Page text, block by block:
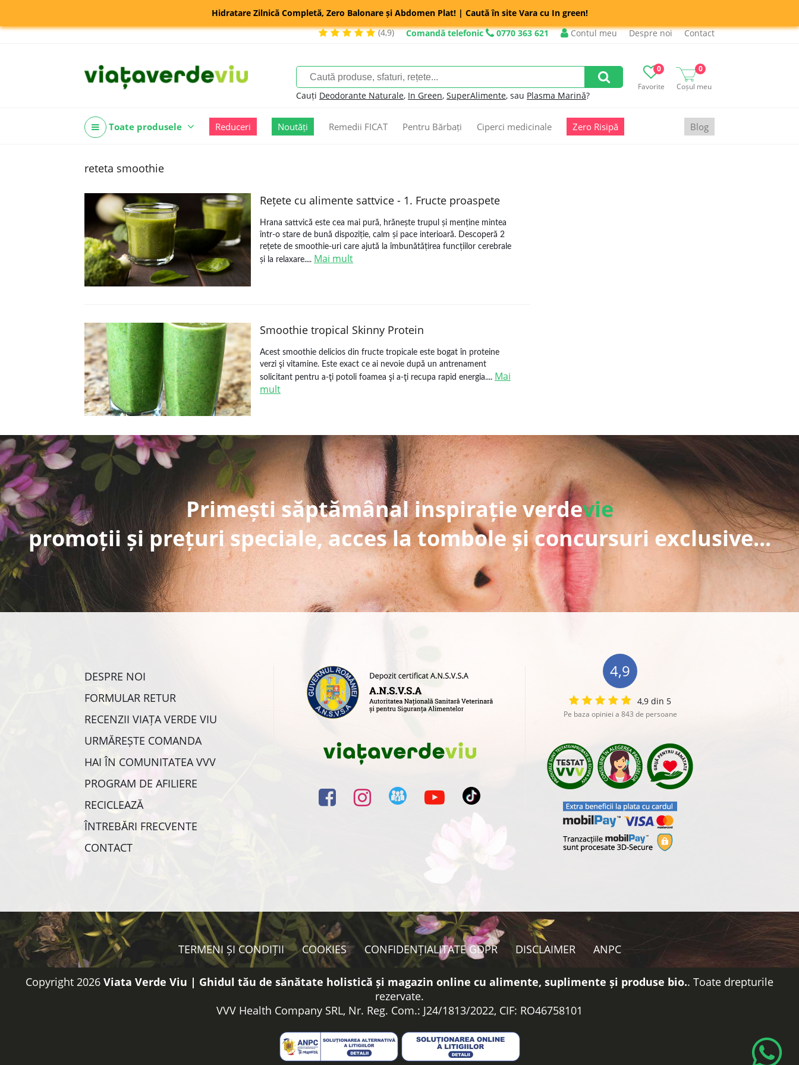
Hidratare Zilnică Completă, Zero Balonare și Abdomen Plat! | Caută în site Vara cu In green!
(4,9)
Comandă telefonic 0770 363 621 Contul meu Despre noi Contact
Favorite
0
Coșul meu
0
Cauți Deodorante Naturale, In Green, SuperAlimente, sau Plasma Marină?
Toate produsele Reduceri Noutăți Remedii FICAT Pentru Bărbați Ciperci medicinale Zero Risipă Blog
reteta smoothie
Rețete cu alimente sattvice - 1. Fructe proaspete
Hrana sattvică este cea mai pură, hrănește trupul și menține mintea
într-o stare de bună dispoziție, calm și pace interioară. Descoperă 2
rețete de smoothie-uri care ajută la îmbunătățirea funcțiilor cerebrale
și la relaxare.... Mai mult
Smoothie tropical Skinny Protein
Acest smoothie delicios din fructe tropicale este bogat în proteine
verzi şi vitamine. Este exact ce ai nevoie după un antrenament
solicitant pentru a-ţi potoli foamea şi a-ţi recupa rapid energia.... Mai
mult
Primești săptămânal inspirație verdevie
promoții și prețuri speciale, acces la tombole și concursuri exclusive...
DESPRE NOI
FORMULAR RETUR
RECENZII VIAȚA VERDE VIU
URMĂREȘTE COMANDA
HAI ÎN COMUNITATEA VVV
PROGRAM DE AFILIERE
RECICLEAZĂ
ÎNTREBĂRI FRECVENTE
CONTACT
4,9
4,9 din 5
Pe baza opiniei a 843 de persoane
TERMENI ȘI CONDIȚII COOKIES CONFIDENȚIALITATE GDPR DISCLAIMER ANPC
Copyright 2026 Viata Verde Viu | Ghidul tău de sănătate holistică și magazin online cu alimente, suplimente și produse bio.. Toate drepturile
rezervate.
VVV Health Company SRL, Nr. Reg. Com.: J24/1813/2022, CIF: RO46758101